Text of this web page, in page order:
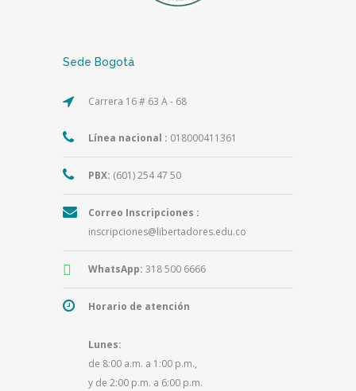
Sede Bogotá
Carrera 16 # 63 A - 68
Línea nacional : 018000411361
PBX: (601) 254 47 50
Correo Inscripciones :
inscripciones@libertadores.edu.co
WhatsApp: 318 500 6666
Horario de atención
Lunes:
de 8:00 a.m. a 1:00 p.m.,
y de 2:00 p.m. a 6:00 p.m.